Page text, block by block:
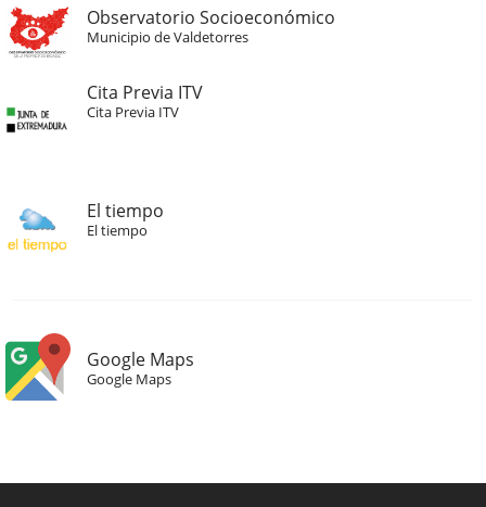
Observatorio Socioeconómico
Municipio de Valdetorres
Cita Previa ITV
Cita Previa ITV
El tiempo
El tiempo
Google Maps
Google Maps